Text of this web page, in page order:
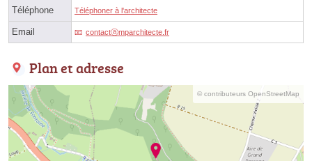
Téléphone Téléphoner à l'architecte
Email contactⓐmparchitecte.fr
Plan et adresse
© contributeurs OpenStreetMap